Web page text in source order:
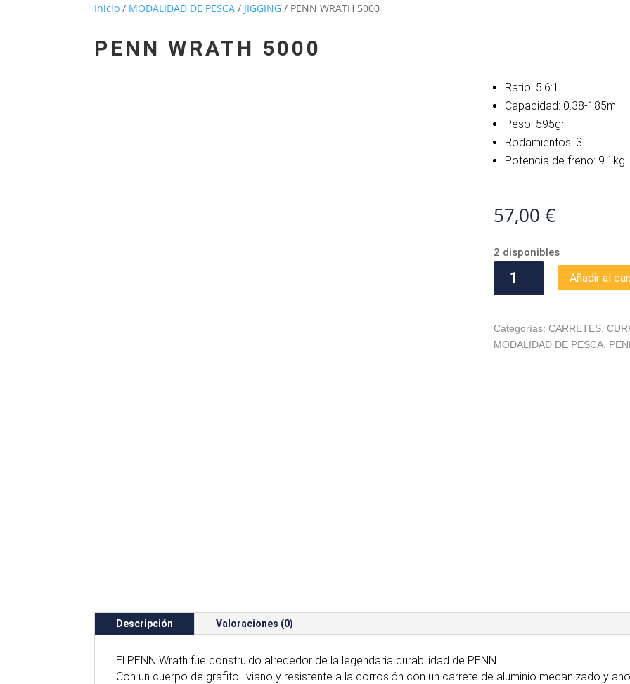
Inicio / MODALIDAD DE PESCA / JIGGING / PENN WRATH 5000
PENN WRATH 5000
Ratio: 5.6:1
Capacidad: 0.38-185m
Peso: 595gr
Rodamientos: 3
Potencia de freno: 9.1kg
57,00 €
2 disponibles
WRATH
cantidad
Añadir al
Categorías: CARRETES,
MODALIDAD DE PESCA,
Descripción Valoraciones (0)
El PENN Wrath fue construido alrededor de la legendaria durabilidad de PENN.
Con un cuerpo de grafito liviano y resistente a la corrosión con un carrete de aluminio mecanizado y